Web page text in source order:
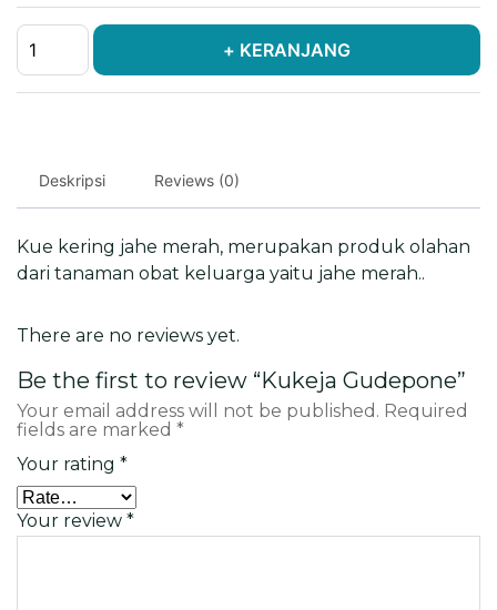
Kukeja
Gudepone
+ KERANJANG
Deskripsi Reviews (0)
Kue kering jahe merah, merupakan produk olahan
dari tanaman obat keluarga yaitu jahe merah..
There are no reviews yet.
Be the first to review “Kukeja Gudepone”
Your email address will not be published. Required
fields are marked *
Your rating *
Your review *